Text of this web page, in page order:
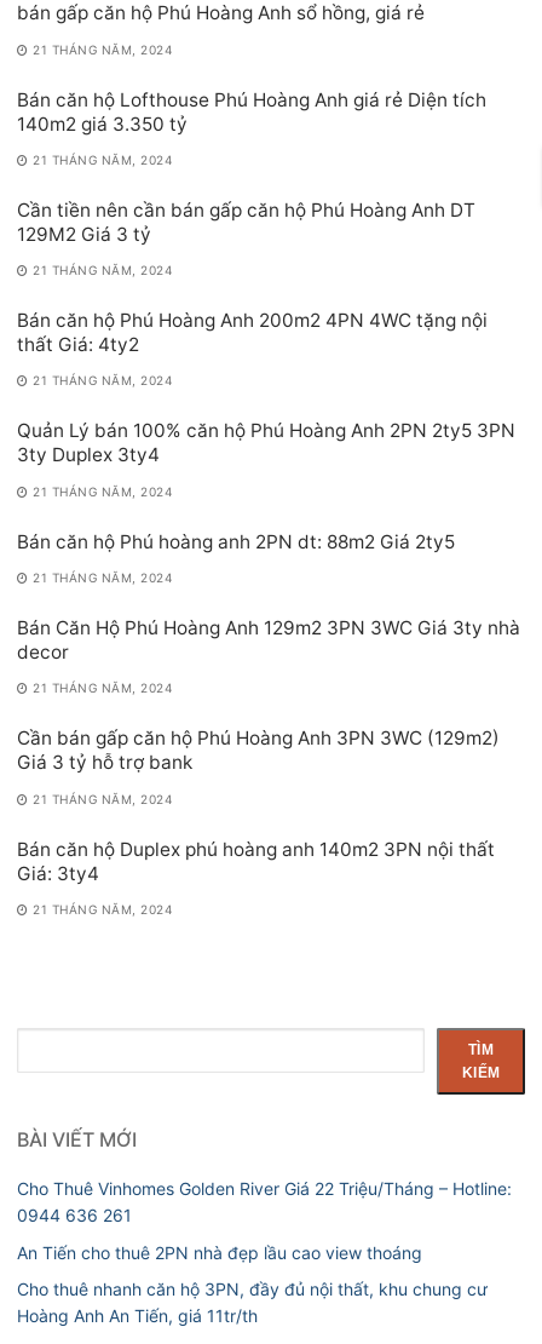
bán gấp căn hộ Phú Hoàng Anh sổ hồng, giá rẻ
21 THÁNG NĂM, 2024
Bán căn hộ Lofthouse Phú Hoàng Anh giá rẻ Diện tích
140m2 giá 3.350 tỷ
21 THÁNG NĂM, 2024
Cần tiền nên cần bán gấp căn hộ Phú Hoàng Anh DT
129M2 Giá 3 tỷ
21 THÁNG NĂM, 2024
Bán căn hộ Phú Hoàng Anh 200m2 4PN 4WC tặng nội
thất Giá: 4ty2
21 THÁNG NĂM, 2024
Quản Lý bán 100% căn hộ Phú Hoàng Anh 2PN 2ty5 3PN
3ty Duplex 3ty4
21 THÁNG NĂM, 2024
Bán căn hộ Phú hoàng anh 2PN dt: 88m2 Giá 2ty5
21 THÁNG NĂM, 2024
Bán Căn Hộ Phú Hoàng Anh 129m2 3PN 3WC Giá 3ty nhà
decor
21 THÁNG NĂM, 2024
Cần bán gấp căn hộ Phú Hoàng Anh 3PN 3WC (129m2)
Giá 3 tỷ hỗ trợ bank
21 THÁNG NĂM, 2024
Bán căn hộ Duplex phú hoàng anh 140m2 3PN nội thất
Giá: 3ty4
21 THÁNG NĂM, 2024
kiếm
TÌM
KIẾM
BÀI VIẾT MỚI
Cho Thuê Vinhomes Golden River Giá 22 Triệu/Tháng – Hotline:
0944 636 261
An Tiến cho thuê 2PN nhà đẹp lầu cao view thoáng
Cho thuê nhanh căn hộ 3PN, đầy đủ nội thất, khu chung cư
Hoàng Anh An Tiến, giá 11tr/th